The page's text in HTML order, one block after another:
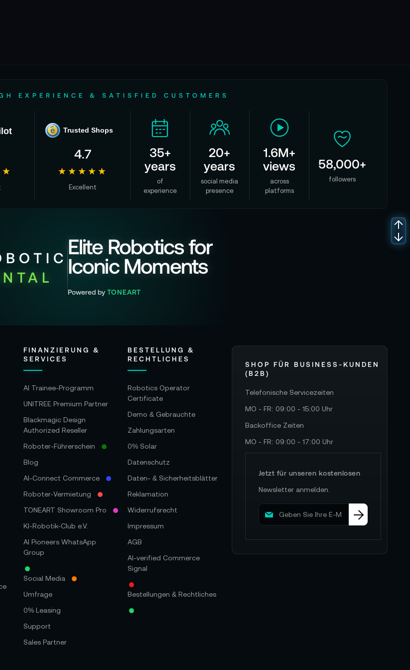
bevorzugen.
die Bewegungen mit Energie aufnehmen möchten.
zuverlässigen Zweitbegleiter suchen.
gedacht, die Luftaufnahmen als fließende Erweiterung ihrer Kreativität erleben möchten.
EXPERIENCE & SATISFIED CUSTOMERS
e Trusted Shops
4.7
★★★★★
Excellent
35+
years
of
experience
20+
years
social media
presence
1.6M+
views
across
platforms
58,000+
followers
Elite Robotics for
Iconic Moments
Powered by TONEART
FINANZIERUNG &
SERVICES
AI Trainee-Programm
UNITREE Premium Partner
Blackmagic Design
Authorized Reseller
Roboter-Führerschein
Blog
AI-Connect Commerce
Roboter‑Vermietung
TONEART Showroom Pro
KI-Robotik-Club e.V.
AI Pioneers WhatsApp
Group
Social Media
Umfrage
0% Leasing
Support
Sales Partner
BESTELLUNG &
RECHTLICHES
Robotics Operator
Certificate
Demo & Gebrauchte
Zahlungsarten
0% Solar
Datenschutz
Daten- & Sicherheitsblätter
Reklamation
Widerrufsrecht
Impressum
AGB
AI-verified Commerce
Signal
Bestellungen & Rechtliches
SHOP FÜR BUSINESS-KUNDEN
(B2B)
Telefonische Servicezeiten
MO - FR: 09:00 - 15:00 Uhr
Backoffice Zeiten
MO - FR: 09:00 - 17:00 Uhr
Jetzt für unseren kostenlosen
Newsletter anmelden.
M
d